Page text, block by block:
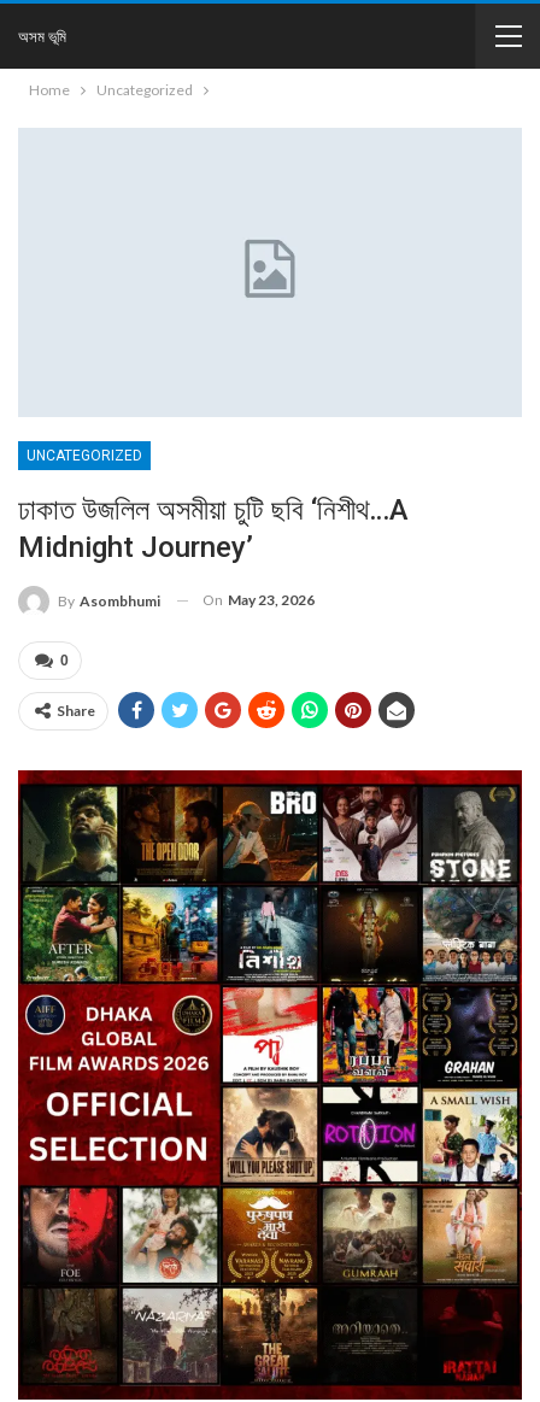
অসম ভূমি
Home Uncategorized
UNCATEGORIZED
ঢাকাত উজলিল অসমীয়া চুটি ছবি ‘নিশীথ…A
Midnight Journey’
By Asombhumi On May 23, 2026
0
Share